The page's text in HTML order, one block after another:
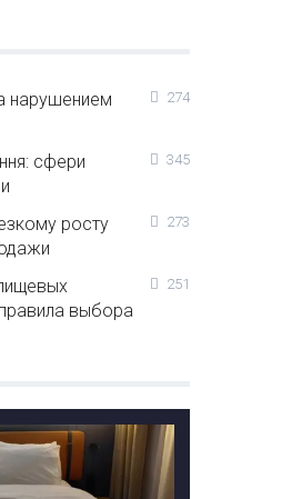
нарушением
274
сфери
345
росту
273
выбора
251